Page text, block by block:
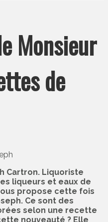
Monsieur
de
Cartron. Liquoriste
liqueurs et eaux de
propose cette fois
Ce sont des
selon une recette
nouveauté ? Elle